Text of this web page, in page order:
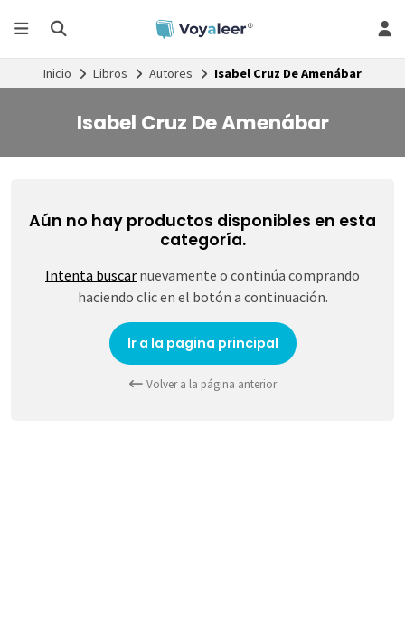
Inicio Libros Autores Isabel Cruz De Amenábar
Isabel Cruz De Amenábar
Aún no hay productos disponibles en esta
categoría.
Intenta buscar nuevamente o continúa comprando
haciendo clic en el botón a continuación.
Ir a la pagina principal
Volver a la página anterior